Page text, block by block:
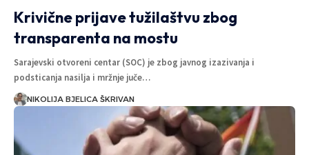
Krivične prijave tužilaštvu zbog
transparenta na mostu
Sarajevski otvoreni centar (SOC) je zbog javnog izazivanja i
podsticanja nasilja i mržnje juče…
NIKOLIJA BJELICA ŠKRIVAN